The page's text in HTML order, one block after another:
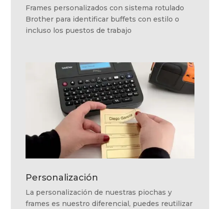
Frames personalizados con sistema rotulado
Brother para identificar buffets con estilo o
incluso los puestos de trabajo
Personalización
La personalización de nuestras piochas y
frames es nuestro diferencial, puedes reutilizar